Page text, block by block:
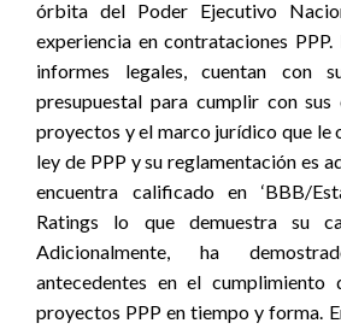
órbita del Poder Ejecutivo
experiencia en contrataciones
informes legales, cuentan con
presupuestal para cumplir con
proyectos y el marco jurídico que le
ley de PPP y su reglamentación es
encuentra calificado en ‘BBB/
Ratings lo que demuestra su
Adicionalmente, ha
antecedentes en el
proyectos PPP en tiempo y forma.